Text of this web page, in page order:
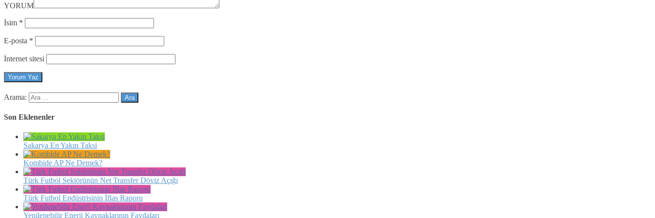
YORUM
İsim *
E-posta *
İnternet sitesi
Arama:
Son Eklenenler
Sakarya En Yakın Taksi
Kombide AP Ne Demek?
Türk Futbol Sektörünün Net Transfer Döviz Açığı
Türk Futbol Endüstrisinin İflas Raporu
Yenilenebilir Enerji Kaynaklarının Faydaları